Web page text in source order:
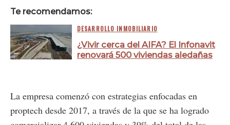
Te recomendamos:
DESARROLLO INMOBILIARIO
¿Vivir cerca del AIFA? El Infonavit
renovará 500 viviendas aledañas
La empresa comenzó con estrategias enfocadas en
proptech desde 2017, a través de la que se ha logrado